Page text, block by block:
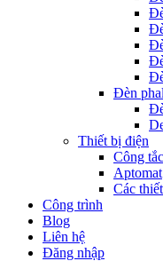
Đèn
Thiết bị điện
Công
Aptomat
Các
Công trình
Blog
Liên hệ
Đăng nhập